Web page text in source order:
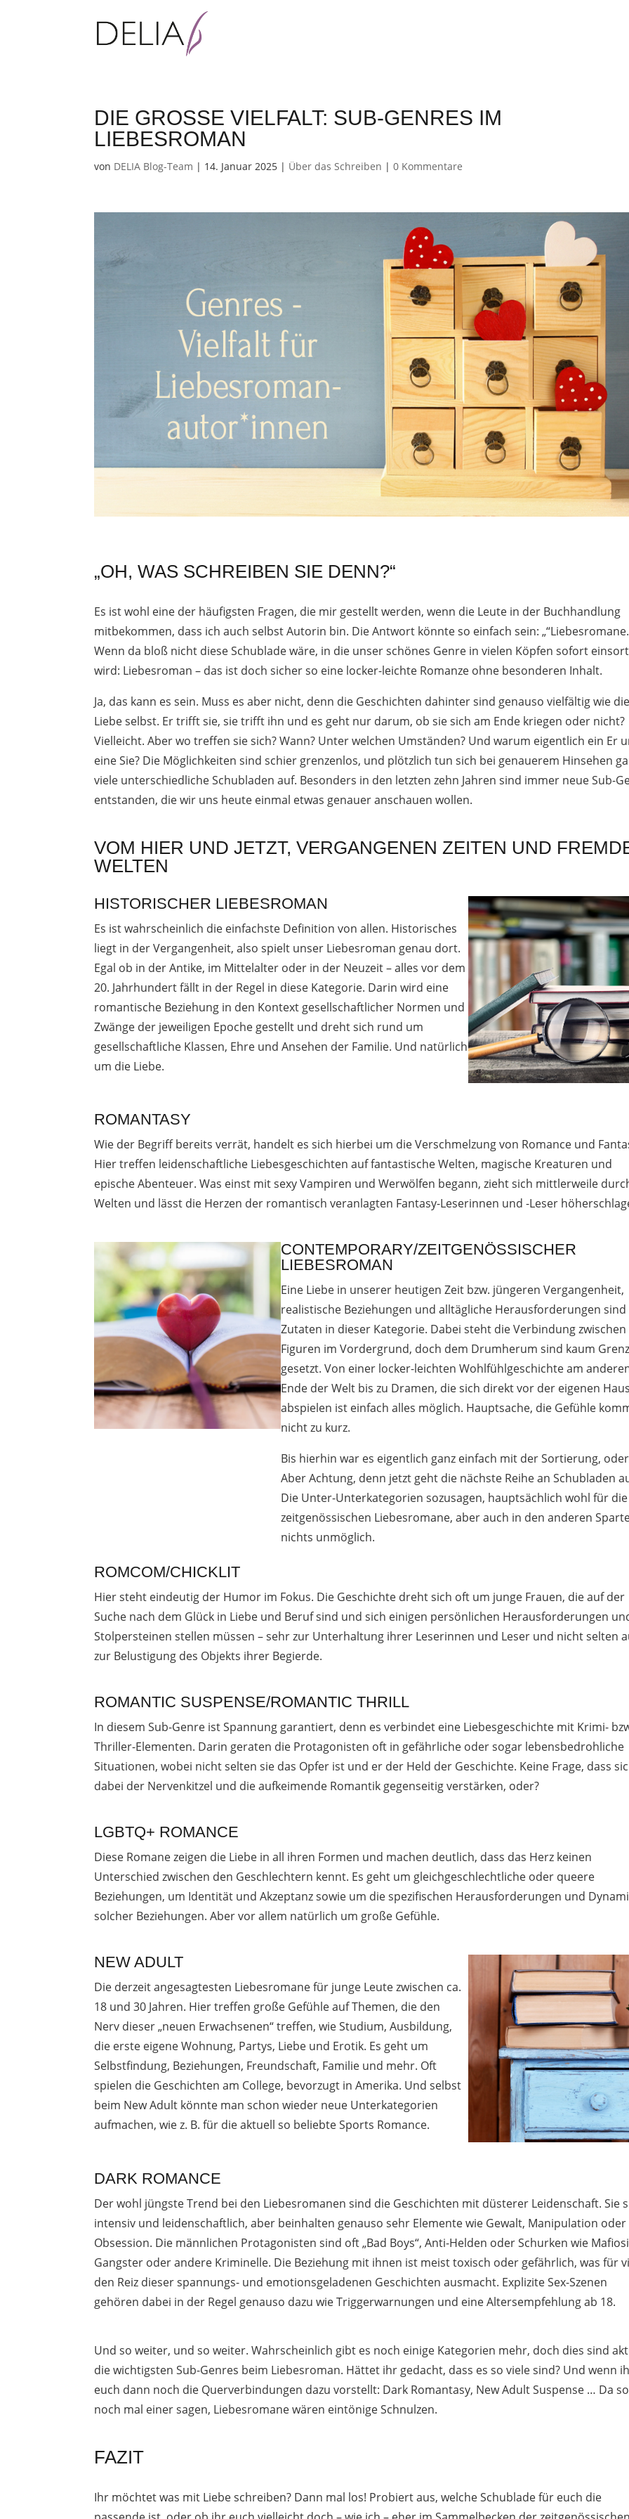
DIE GROSSE VIELFALT: SUB-GENRES IM L
IEBESROMAN
von DELIA Blog-Team | 14. Januar 2025 | Über das Schreiben |0 Kommentare
„OH, WAS SCHREIBEN SIE DENN?“
Es ist wohl eine der häufigsten Fragen, die mir gestellt werden, wenn die Leute in der Buchhandlung
mitbekommen, dass ich auch selbst Autorin bin. Die Antwort könnte so einfach sein:
Wenn da bloß nicht diese Schublade wäre, in die unser schönes Genre in vielen Köpfen sofort
wird: Liebesroman – das ist doch sicher so eine locker-leichte Romanze ohne besonderen Inhalt.
Ja, das kann es sein. Muss es aber nicht, denn die Geschichten dahinter sind genauso vielfältig wie die
Liebe selbst. Er trifft sie, sie trifft ihn und es geht nur darum, ob sie sich am Ende kriegen oder nicht?
Vielleicht. Aber wo treffen sie sich? Wann? Unter welchen Umständen? Und warum eigentlich ein Er
eine Sie? Die Möglichkeiten sind schier grenzenlos, und plötzlich tun sich bei genauerem Hinsehen
viele unterschiedliche Schubladen auf. Besonders in den letzten zehn Jahren sind immer neue Sub-
entstanden, die wir uns heute einmal etwas genauer anschauen wollen.
VOM HIER UND JETZT, VERGANGENEN ZEITEN UND
WELTEN
HISTORISCHER LIEBESROMAN
Es ist wahrscheinlich die einfachste Definition von allen. Historisches
liegt in der Vergangenheit, also spielt unser Liebesroman genau dort.
Egal ob in der Antike, im Mittelalter oder in der Neuzeit – alles vor dem
20. Jahrhundert fällt in der Regel in diese Kategorie. Darin wird eine
romantische Beziehung in den Kontext gesellschaftlicher Normen und
Zwänge der jeweiligen Epoche gestellt und dreht sich rund um
gesellschaftliche Klassen, Ehre und Ansehen der Familie. Und natürlich
um die Liebe.
ROMANTASY
Wie der Begriff bereits verrät, handelt es sich hierbei um die Verschmelzung von Romance und
Hier treffen leidenschaftliche Liebesgeschichten auf fantastische Welten, magische Kreaturen und
epische Abenteuer. Was einst mit sexy Vampiren und Werwölfen begann, zieht sich mittlerweile
Welten und lässt die Herzen der romantisch veranlagten Fantasy-Leserinnen und -Leser
CONTEMPORARY/ZEITGENÖSSISCHER
LIEBESROMAN
Eine Liebe in unserer heutigen Zeit bzw. jüngeren Vergangenheit,
realistische Beziehungen und alltägliche Herausforderungen sind
Zutaten in dieser Kategorie. Dabei steht die Verbindung zwischen
Figuren im Vordergrund, doch dem Drumherum sind kaum
gesetzt. Von einer locker-leichten Wohlfühlgeschichte am
Ende der Welt bis zu Dramen, die sich direkt vor der eigenen
abspielen ist einfach alles möglich. Hauptsache, die Gefühle
nicht zu kurz.
Bis hierhin war es eigentlich ganz einfach mit der Sortierung,
Aber Achtung, denn jetzt geht die nächste Reihe an Schubladen
Die Unter-Unterkategorien sozusagen, hauptsächlich wohl für die
zeitgenössischen Liebesromane, aber auch in den anderen
nichts unmöglich.
ROMCOM/CHICKLIT
Hier steht eindeutig der Humor im Fokus. Die Geschichte dreht sich oft um junge Frauen, die auf der
Suche nach dem Glück in Liebe und Beruf sind und sich einigen persönlichen Herausforderungen
Stolpersteinen stellen müssen – sehr zur Unterhaltung ihrer Leserinnen und Leser und nicht selten
zur Belustigung des Objekts ihrer Begierde.
ROMANTIC SUSPENSE/ROMANTIC THRILL
In diesem Sub-Genre ist Spannung garantiert, denn es verbindet eine Liebesgeschichte mit Krimi-
Thriller-Elementen. Darin geraten die Protagonisten oft in gefährliche oder sogar lebensbedrohliche
Situationen, wobei nicht selten sie das Opfer ist und er der Held der Geschichte. Keine Frage, dass
dabei der Nervenkitzel und die aufkeimende Romantik gegenseitig verstärken, oder?
LGBTQ+ ROMANCE
Diese Romane zeigen die Liebe in all ihren Formen und machen deutlich, dass das Herz keinen
Unterschied zwischen den Geschlechtern kennt. Es geht um gleichgeschlechtliche oder queere
Beziehungen, um Identität und Akzeptanz sowie um die spezifischen Herausforderungen und
solcher Beziehungen. Aber vor allem natürlich um große Gefühle.
NEW ADULT
Die derzeit angesagtesten Liebesromane für junge Leute zwischen ca.
18 und 30 Jahren. Hier treffen große Gefühle auf Themen, die den
Nerv dieser „neuen Erwachsenen“ treffen, wie Studium, Ausbildung,
die erste eigene Wohnung, Partys, Liebe und Erotik. Es geht um
Selbstfindung, Beziehungen, Freundschaft, Familie und mehr. Oft
spielen die Geschichten am College, bevorzugt in Amerika. Und selbst
beim New Adult könnte man schon wieder neue Unterkategorien
aufmachen, wie z. B. für die aktuell so beliebte Sports Romance.
DARK ROMANCE
Der wohl jüngste Trend bei den Liebesromanen sind die Geschichten mit düsterer Leidenschaft. Sie
intensiv und leidenschaftlich, aber beinhalten genauso sehr Elemente wie Gewalt, Manipulation oder
Obsession. Die männlichen Protagonisten sind oft „Bad Boys“, Anti-Helden oder Schurken wie
Gangster oder andere Kriminelle. Die Beziehung mit ihnen ist meist toxisch oder gefährlich, was für
den Reiz dieser spannungs- und emotionsgeladenen Geschichten ausmacht. Explizite Sex-Szenen
gehören dabei in der Regel genauso dazu wie Triggerwarnungen und eine Altersempfehlung ab 18.
Und so weiter, und so weiter. Wahrscheinlich gibt es noch einige Kategorien mehr, doch dies sind
die wichtigsten Sub-Genres beim Liebesroman. Hättet ihr gedacht, dass es so viele sind? Und wenn
euch dann noch die Querverbindungen dazu vorstellt: Dark Romantasy, New Adult Suspense … Da
noch mal einer sagen, Liebesromane wären eintönige Schnulzen.
FAZIT
Ihr möchtet was mit Liebe schreiben? Dann mal los! Probiert aus, welche Schublade für euch die